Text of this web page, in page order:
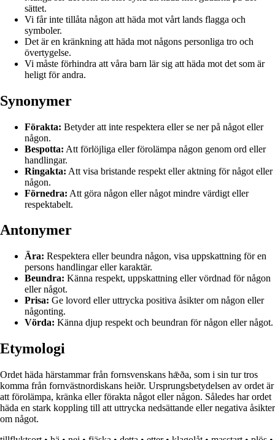
sättet.
Vi får inte tillåta någon att häda mot vårt lands flagga och
symboler.
Det är en kränkning att häda mot någons personliga tro och
övertygelse.
Vi måste förhindra att våra barn lär sig att häda mot det som är
heligt för andra.
Synonymer
Förakta: Betyder att inte respektera eller se ner på något eller
någon.
Bespotta: Att förlöjliga eller förolämpa någon genom ord eller
handlingar.
Ringakta: Att visa bristande respekt eller aktning för något eller
någon.
Förnedra: Att göra någon eller något mindre värdigt eller
respektabelt.
Antonymer
Ära: Respektera eller beundra någon, visa uppskattning för en
persons handlingar eller karaktär.
Beundra: Känna respekt, uppskattning eller vördnad för någon
eller något.
Prisa: Ge lovord eller uttrycka positiva åsikter om någon eller
någonting.
Vörda: Känna djup respekt och beundran för någon eller något.
Etymologi
Ordet häda härstammar från fornsvenskans hǣða, som i sin tur tros
komma från fornvästnordiskans heiðr. Ursprungsbetydelsen av ordet är
att förolämpa, kränka eller förakta något eller någon. Således har ordet
häda en stark koppling till att uttrycka nedsättande eller negativa åsikter
om något.